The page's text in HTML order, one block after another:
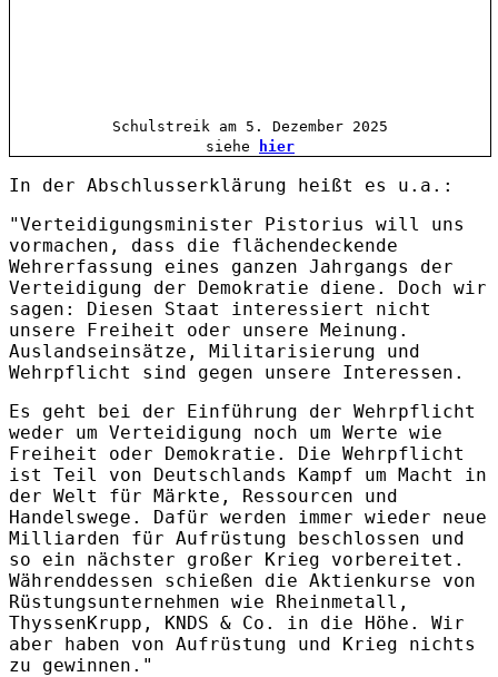
Schulstreik am 5. Dezember 2025
siehe
hier
In der Abschlusserklärung heißt es u.a.:
"Verteidigungsminister Pistorius will uns
vormachen, dass die flächendeckende
Wehrerfassung eines ganzen Jahrgangs der
Verteidigung der Demokratie diene. Doch wir
sagen: Diesen Staat interessiert nicht
unsere Freiheit oder unsere Meinung.
Auslandseinsätze, Militarisierung und
Wehrpflicht sind gegen unsere Interessen.
Es geht bei der Einführung der Wehrpflicht
weder um Verteidigung noch um Werte wie
Freiheit oder Demokratie. Die Wehrpflicht
ist Teil von Deutschlands Kampf um Macht in
der Welt für Märkte, Ressourcen und
Handelswege. Dafür werden immer wieder neue
Milliarden für Aufrüstung beschlossen und
so ein nächster großer Krieg vorbereitet.
Währenddessen schießen die Aktienkurse von
Rüstungsunternehmen wie Rheinmetall,
ThyssenKrupp, KNDS & Co. in die Höhe. Wir
aber haben von Aufrüstung und Krieg nichts
zu gewinnen."